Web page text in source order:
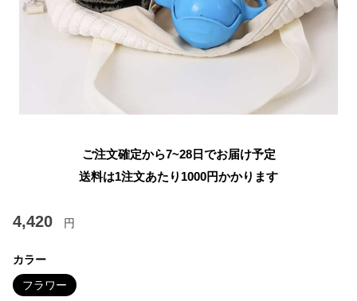
ご注文確定から7~28日でお届け予定
送料は1注文あたり 1000円かかります
4,420 円
カラー
フラワー